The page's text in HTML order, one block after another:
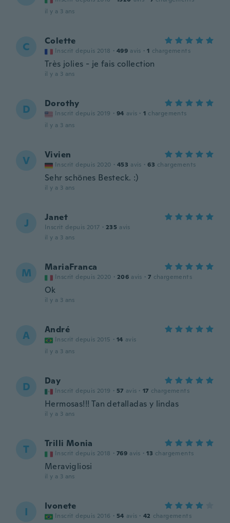
il y a 3 ans
C Colette
Inscrit depuis 2018 · 499 avis · 1 chargements
Très jolies - je fais collection
il y a 3 ans
D Dorothy
Inscrit depuis 2019 · 94 avis · 1 chargements
il y a 3 ans
V Vivien
Inscrit depuis 2020 · 453 avis · 63 chargements
Sehr schönes Besteck. :)
il y a 3 ans
J Janet
Inscrit depuis 2017 · 235 avis
il y a 3 ans
M MariaFranca
Inscrit depuis 2020 · 206 avis · 7 chargements
Ok
il y a 3 ans
A André
Inscrit depuis 2015 · 14 avis
il y a 3 ans
D Day
Inscrit depuis 2019 · 57 avis · 17 chargements
Hermosas!!! Tan detalladas y lindas
il y a 3 ans
T Trilli Monia
Inscrit depuis 2018 · 769 avis · 13 chargements
Meravigliosi
il y a 3 ans
I Ivonete
Inscrit depuis 2016 · 54 avis · 42 chargements